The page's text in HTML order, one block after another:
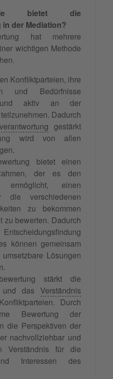
bietet die
der Mediation?
hat mehrere
wichtigen Methode
Konfliktparteien, ihre
und Bedürfnisse
und aktiv an der
teilzunehmen. Dadurch
gestärkt
wird von allen
bietet einen
der es den
ermöglicht, einen
die verschiedenen
zu bekommen
zu bewerten. Dadurch
können gemeinsam
Lösungen
stärkt die
und das Verständnis
Durch
Bewertung der
die Perspektiven der
nachvollziehbar und
Verständnis für die
Interessen des